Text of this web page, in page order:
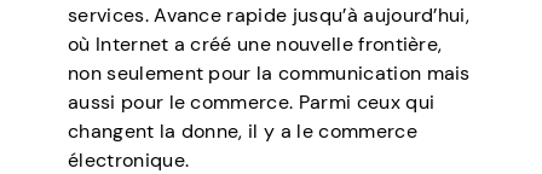
services. Avance rapide jusqu’à aujourd’hui,
où Internet a créé une nouvelle frontière,
non seulement pour la communication mais
aussi pour le commerce. Parmi ceux qui
changent la donne, il y a le commerce
électronique.